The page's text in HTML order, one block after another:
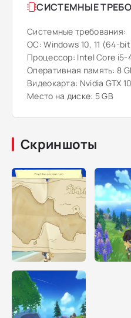
СИСТЕМНЫЕ
Системные требования:
ОС: Windows 10, 11 (64-
Процессор: Intel Core i5-
Оперативная память: 8
Видеокарта: Nvidia GTX
Место на диске: 5 GB
Скриншоты